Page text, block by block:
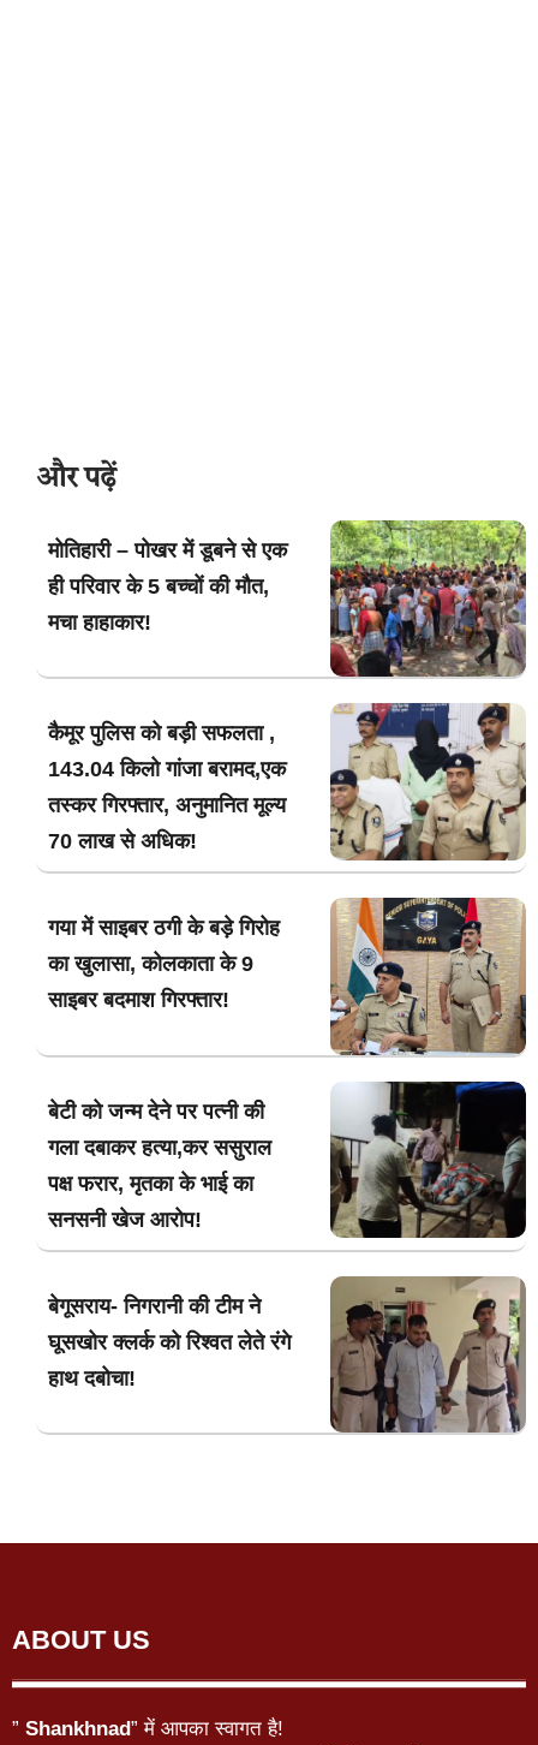
और पढ़ें
मोतिहारी – पोखर में डूबने से एक
ही परिवार के 5 बच्चों की मौत,
मचा हाहाकार!
कैमूर पुलिस को बड़ी सफलता ,
143.04 किलो गांजा बरामद,एक
तस्कर गिरफ्तार, अनुमानित मूल्य
70 लाख से अधिक!
गया में साइबर ठगी के बड़े गिरोह
का खुलासा, कोलकाता के 9
साइबर बदमाश गिरफ्तार!
बेटी को जन्म देने पर पत्नी की
गला दबाकर हत्या,कर ससुराल
पक्ष फरार, मृतका के भाई का
सनसनी खेज आरोप!
बेगूसराय- निगरानी की टीम ने
घूसखोर क्लर्क को रिश्वत लेते रंगे
हाथ दबोचा!
ABOUT US
” Shankhnad” में आपका स्वागत है!